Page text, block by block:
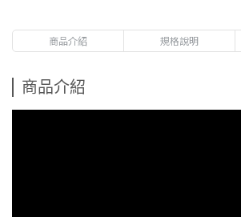
商品介紹 規格說明
商品介紹